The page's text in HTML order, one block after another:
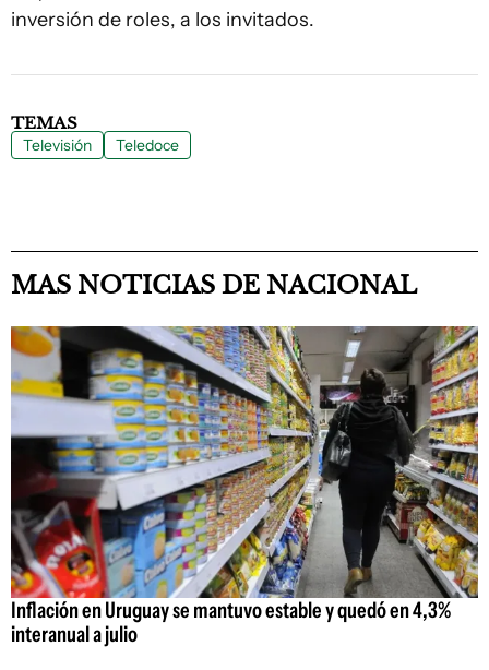
inversión de roles, a los invitados.
TEMAS
Televisión Teledoce
MAS NOTICIAS DE NACIONAL
Inflación en Uruguay se mantuvo estable y quedó en 4,3%
interanual a julio